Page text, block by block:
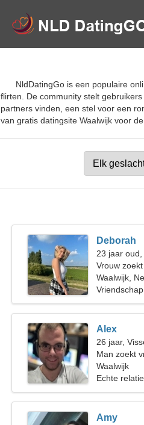
NldDatingGo is een populaire
flirten. De community stelt
partners vinden, een stel voor een
van gratis datingsite Waalwijk voor
Deborah
23 jaar
Vrouw
Waalwijk,
Vriendschap
Alex
26 jaar,
Man zoekt
Waalwijk
Echte relatie
Amy